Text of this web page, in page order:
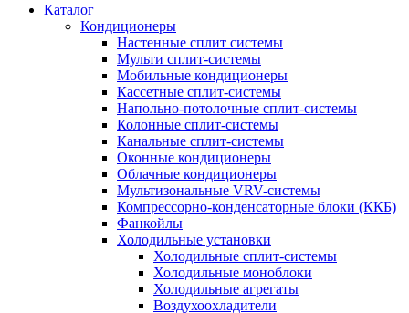
Каталог
Кондиционеры
Настенные сплит системы
Мульти сплит-системы
Мобильные кондиционеры
Кассетные сплит-системы
Напольно-потолочные сплит-системы
Колонные сплит-системы
Канальные сплит-системы
Оконные кондиционеры
Облачные кондиционеры
Мультизональные VRV-системы
Компрессорно-конденсаторные блоки (ККБ)
Фанкойлы
Холодильные установки
Холодильные сплит-системы
Холодильные моноблоки
Холодильные агрегаты
Воздухоохладители